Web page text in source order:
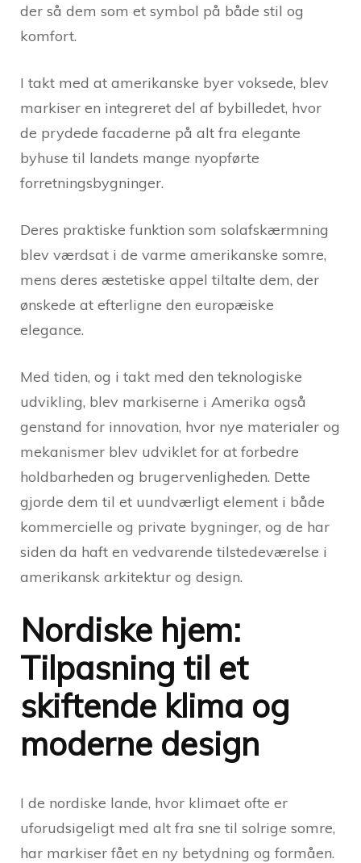
der så dem som et symbol på både stil og
komfort.
I takt med at amerikanske byer voksede, blev
markiser en integreret del af bybilledet, hvor
de prydede facaderne på alt fra elegante
byhuse til landets mange nyopførte
forretningsbygninger.
Deres praktiske funktion som solafskærmning
blev værdsat i de varme amerikanske somre,
mens deres æstetiske appel tiltalte dem, der
ønskede at efterligne den europæiske
elegance.
Med tiden, og i takt med den teknologiske
udvikling, blev markiserne i Amerika også
genstand for innovation, hvor nye materialer og
mekanismer blev udviklet for at forbedre
holdbarheden og brugervenligheden. Dette
gjorde dem til et uundværligt element i både
kommercielle og private bygninger, og de har
siden da haft en vedvarende tilstedeværelse i
amerikansk arkitektur og design.
Nordiske hjem:
Tilpasning til et
skiftende klima og
moderne design
I de nordiske lande, hvor klimaet ofte er
uforudsigeligt med alt fra sne til solrige somre,
har markiser fået en ny betydning og formåen.